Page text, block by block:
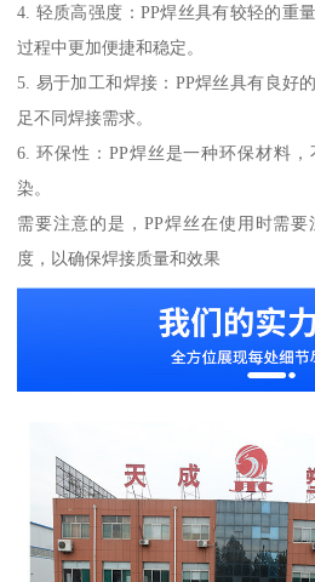
4. 轻质高强度：PP焊丝具有较轻的重
过程中更加便捷和稳定。
5. 易于加工和焊接：PP焊丝具有良好
足不同焊接需求。
6. 环保性：PP焊丝是一种环保材料
染。
需要注意的是，PP焊丝在使用时需
度，以确保焊接质量和效果